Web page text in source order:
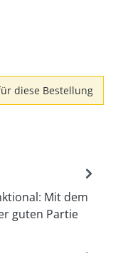
verfügbar.)
nicht verfügbar.)
ist zurzeit nicht
diese Bestellung
Mit dem
guten Partie